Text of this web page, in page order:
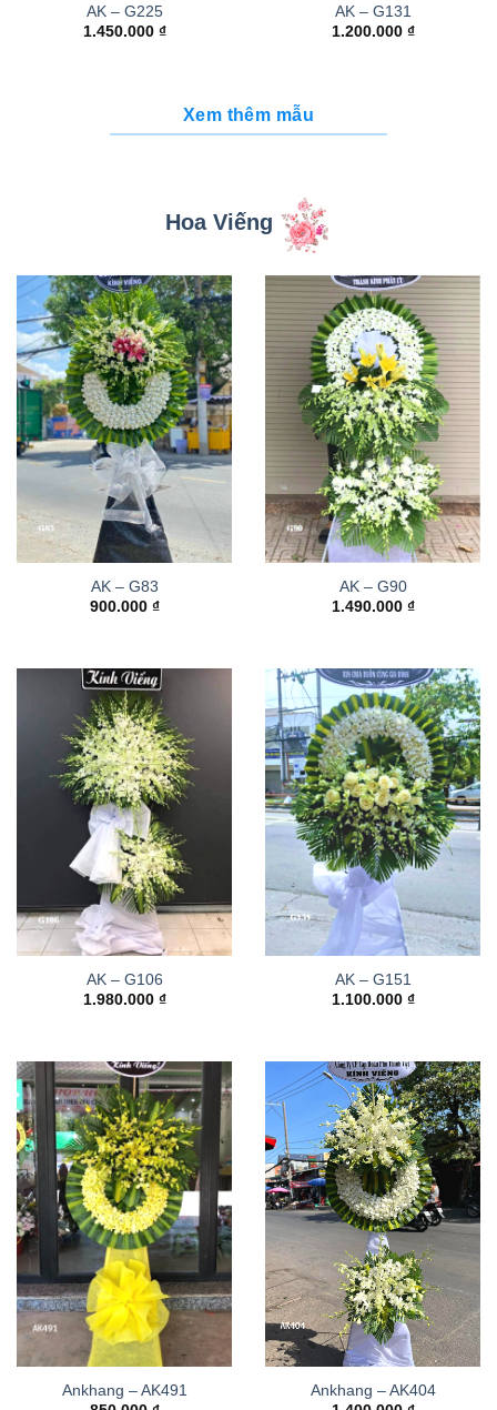
AK – G225
1.450.000 ₫
AK – G131
1.200.000 ₫
Xem thêm mẫu
Hoa Viếng
AK – G83
900.000 ₫
AK – G90
1.490.000 ₫
AK – G106
1.980.000 ₫
AK – G151
1.100.000 ₫
Ankhang – AK491
Ankhang – AK404